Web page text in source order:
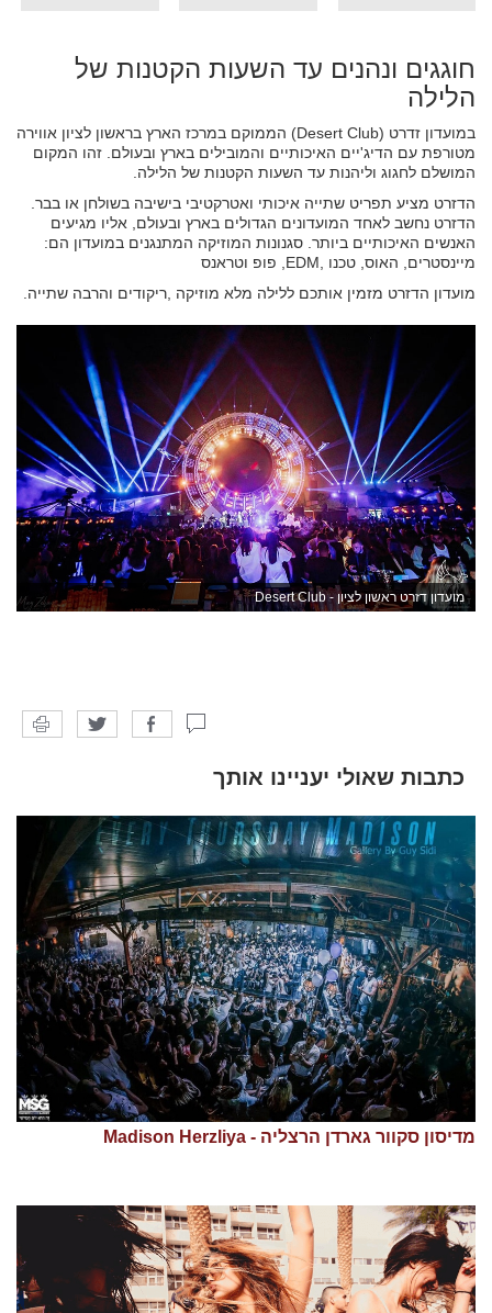
חוגגים ונהנים עד השעות הקטנות של
הלילה
במועדון זדרט (Desert Club) הממוקם במרכז הארץ בראשון לציון אווירה
מטורפת עם הדיג'יים האיכותיים והמובילים בארץ ובעולם. זהו המקום
המושלם לחגוג וליהנות עד השעות הקטנות של הלילה.
הדזרט מציע תפריט שתייה איכותי ואטרקטיבי בישיבה בשולחן או בבר.
הדזרט נחשב לאחד המועדונים הגדולים בארץ ובעולם, אליו מגיעים
האנשים האיכותיים ביותר. סגנונות המוזיקה המתנגנים במועדון הם:
מיינסטרים, האוס, טכנו ,EDM, פופ וטראנס
מועדון הדזרט מזמין אותכם ללילה מלא מוזיקה ,ריקודים והרבה שתייה.
מועדון דזרט ראשון לציון - Desert Club
כתבות שאולי יעניינו אותך
מדיסון סקוור גארדן הרצליה - Madison Herzliya